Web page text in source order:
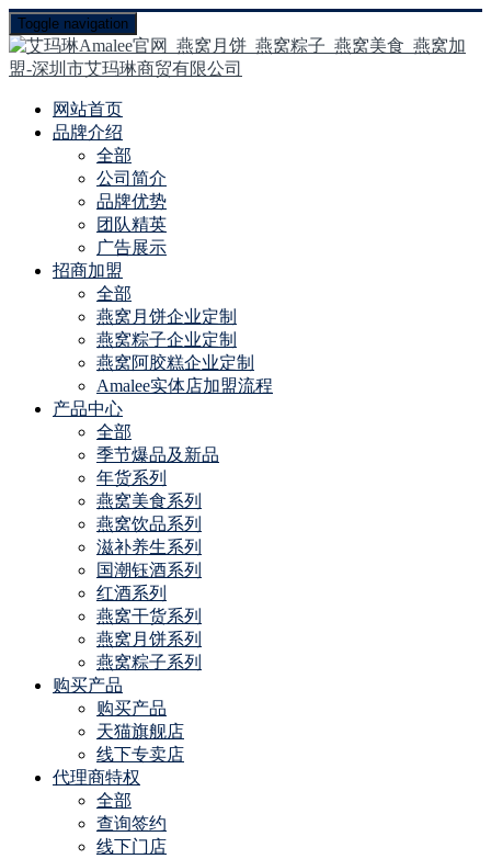
Toggle navigation
网站首页
品牌介绍
全部
公司简介
品牌优势
团队精英
广告展示
招商加盟
全部
燕窝月饼企业定制
燕窝粽子企业定制
燕窝阿胶糕企业定制
Amalee实体店加盟流程
产品中心
全部
季节爆品及新品
年货系列
燕窝美食系列
燕窝饮品系列
滋补养生系列
国潮钰酒系列
红酒系列
燕窝干货系列
燕窝月饼系列
燕窝粽子系列
购买产品
购买产品
天猫旗舰店
线下专卖店
代理商特权
全部
查询签约
线下门店